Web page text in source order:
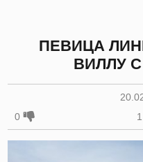
ПЕВИЦА
ВИЛЛУ
1
0